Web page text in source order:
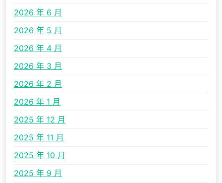
2026 年 6 月
2026 年 5 月
2026 年 4 月
2026 年 3 月
2026 年 2 月
2026 年 1 月
2025 年 12 月
2025 年 11 月
2025 年 10 月
2025 年 9 月